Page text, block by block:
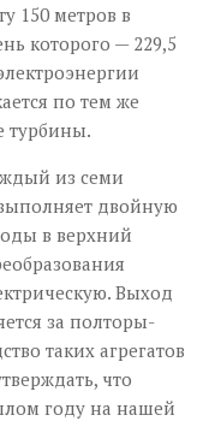
150 метров в
которого — 229,5
по тем же
турбины.
из семи
двойную
в верхний
Выход
за полторы-
таких агрегатов
что
году на нашей